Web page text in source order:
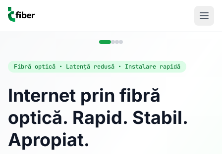
Fibră optică • Latență redusă • Instalare rapidă
Internet prin fibră
optică. Rapid. Stabil.
Apropiat.
Acasă
Internet Rezidențial
Fibră optică până la 1 Gbps, direct în casa ta.